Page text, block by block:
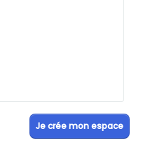
Je crée mon espace